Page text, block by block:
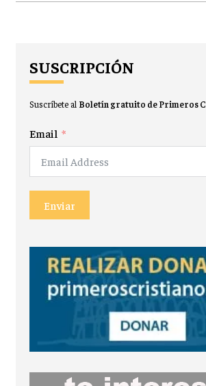
SUSCRIPCIÓN
Suscríbete al Boletín gratuito de Primeros
Email
Enviar